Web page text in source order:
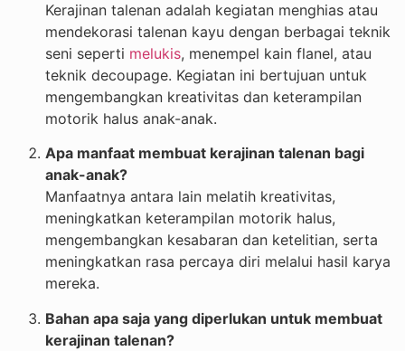
Kerajinan talenan adalah kegiatan menghias atau
mendekorasi talenan kayu dengan berbagai teknik
seni seperti melukis, menempel kain flanel, atau
teknik decoupage. Kegiatan ini bertujuan untuk
mengembangkan kreativitas dan keterampilan
motorik halus anak-anak.
Apa manfaat membuat kerajinan talenan bagi
anak-anak?
Manfaatnya antara lain melatih kreativitas,
meningkatkan keterampilan motorik halus,
mengembangkan kesabaran dan ketelitian, serta
meningkatkan rasa percaya diri melalui hasil karya
mereka.
Bahan apa saja yang diperlukan untuk membuat
kerajinan talenan?